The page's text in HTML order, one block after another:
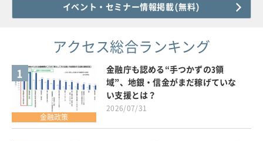
イベント・セミナー情報掲載(無料)
アクセス総合ランキング
1
金融政策
金融庁も認める“手つかずの3領
域”、地銀・信金がまだ稼げていな
い支援とは？
2026/07/31